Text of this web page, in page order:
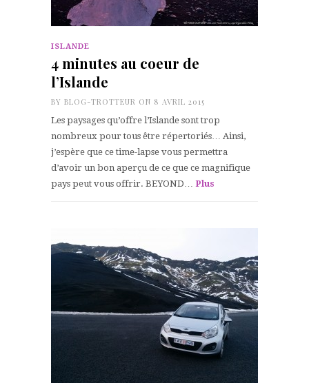
ISLANDE
4 minutes au coeur de
l’Islande
BY BLOG-TROTTEUR ON 8 AVRIL 2015
Les paysages qu’offre l’Islande sont trop
nombreux pour tous être répertoriés… Ainsi,
j’espère que ce time-lapse vous permettra
d’avoir un bon aperçu de ce que ce magnifique
pays peut vous offrir. BEYOND… Plus